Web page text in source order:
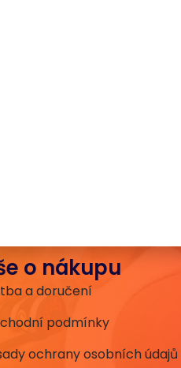
o nákupu
a doručení
podmínky
ochrany osobních údajů